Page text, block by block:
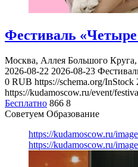
Фестиваль
Москва, Аллея Большого
2026-08-22 2026-08-23
0 RUB https://schema.org/InStock
https://kudamoscow.ru/event/
Бесплатно 866 8
Советуем Образование
https://kudamoscow.ru/
https://kudamoscow.ru/